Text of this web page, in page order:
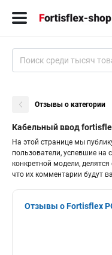
Отзывы о категории
Кабельный ввод
На этой странице мы
пользователи, успевшие
конкретной модели,
что их комментарии будут
Отзывы о Fortisflex